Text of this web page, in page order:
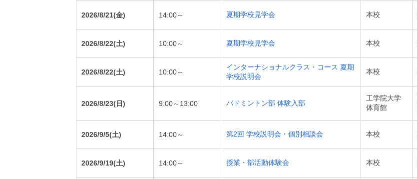
2026/8/21(金) 14:00～ 夏期学校見学会 本校
2026/8/22(土) 10:00～ 夏期学校見学会 本校
2026/8/22(土) 10:00～
インターナショナルクラス・コース 夏期
学校説明会
本校
2026/8/23(日) 9:00～13:00 バドミントン部 体験入部
工学院大学
体育館
2026/9/5(土) 14:00～ 第2回 学校説明会・個別相談会 本校
2026/9/19(土) 14:00～ 授業・部活動体験会 本校